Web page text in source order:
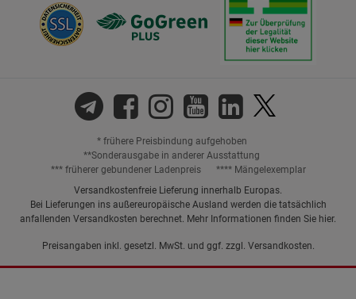
* frühere Preisbindung aufgehoben
**Sonderausgabe in anderer Ausstattung
*** früherer gebundener Ladenpreis
**** Mängelexemplar
Versandkostenfreie Lieferung innerhalb Europas.
Bei Lieferungen ins außereuropäische Ausland werden die tatsächlich
anfallenden Versandkosten berechnet. Mehr Informationen finden Sie hier.
Preisangaben inkl. gesetzl. MwSt. und ggf. zzgl. Versandkosten.